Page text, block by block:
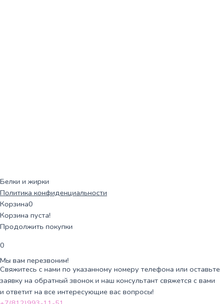
Белки и жирки
Политика конфиденциальности
Корзина0
Корзина пуста!
Продолжить покупки
0
Мы вам перезвоним!
Свяжитесь с нами по указанному номеру телефона или оставьте
заявку на обратный звонок и наш консультант свяжется с вами
и ответит на все интересующие вас вопросы!